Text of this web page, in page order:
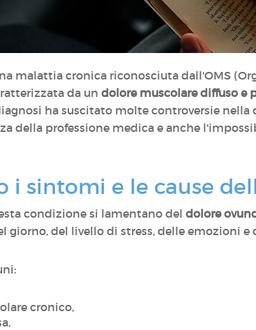
malattia cronica riconosciuta dall'OMS
da un dolore muscolare diffuso e
ha suscitato molte controversie
della professione medica e anche
i sintomi e le cause
condizione si lamentano del dolore
giorno, del livello di stress, delle emozioni
cronico,